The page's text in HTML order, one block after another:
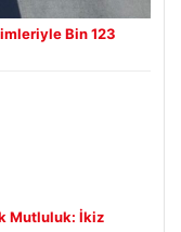
Bin 123
Mutluluk: İkiz